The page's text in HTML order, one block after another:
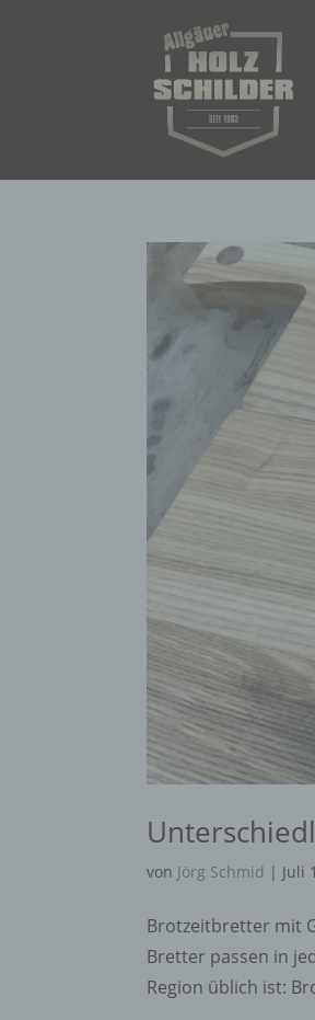
von Jörg Schmid | Juli
Brotzeitbretter mit
Bretter passen in
Region üblich ist: